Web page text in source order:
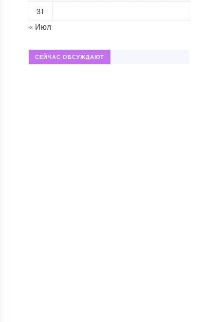
31
« Июл
СЕЙЧАС ОБСУЖДАЮТ